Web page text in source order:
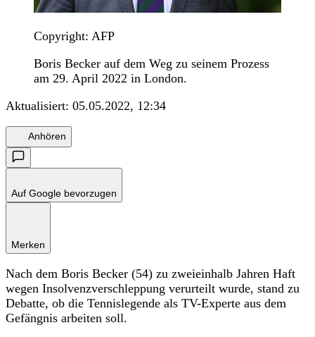
Copyright: AFP
Boris Becker auf dem Weg zu seinem Prozess
am 29. April 2022 in London.
Aktualisiert: 05.05.2022, 12:34
Anhören
Auf Google bevorzugen
Merken
Nach dem Boris Becker (54) zu zweieinhalb Jahren Haft
wegen Insolvenzverschleppung verurteilt wurde, stand zu
Debatte, ob die Tennislegende als TV-Experte aus dem
Gefängnis arbeiten soll.